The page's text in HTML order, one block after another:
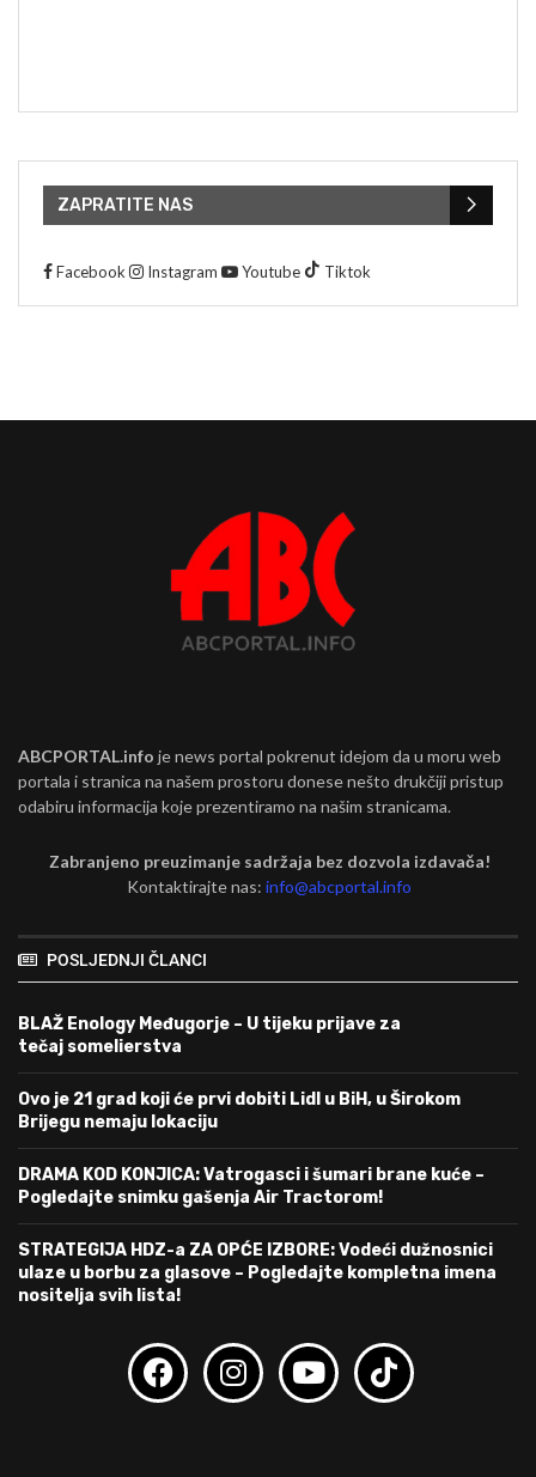
ZAPRATITE NAS
Facebook Instagram Youtube Tiktok
ABCPORTAL.info je news portal pokrenut idejom da u moru web
portala i stranica na našem prostoru donese nešto drukčiji pristup
odabiru informacija koje prezentiramo na našim stranicama.
Zabranjeno preuzimanje sadržaja bez dozvola izdavača!
Kontaktirajte nas:info@abcportal.info
POSLJEDNJI ČLANCI
BLAŽ Enology Međugorje – U tijeku prijave za
tečaj somelierstva
Ovo je 21 grad koji će prvi dobiti Lidl u BiH, u Širokom
Brijegu nemaju lokaciju
DRAMA KOD KONJICA: Vatrogasci i šumari brane kuće –
Pogledajte snimku gašenja Air Tractorom!
STRATEGIJA HDZ-a ZA OPĆE IZBORE: Vodeći dužnosnici
ulaze u borbu za glasove – Pogledajte kompletna imena
nositelja svih lista!